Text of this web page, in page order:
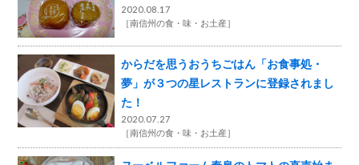
2020.08.17
［南信州の食・味・お土産］
からだを思うおうちごはん「お食事処・
夢」が３つの星レストランに登録されまし
た！
2020.07.27
［南信州の食・味・お土産］